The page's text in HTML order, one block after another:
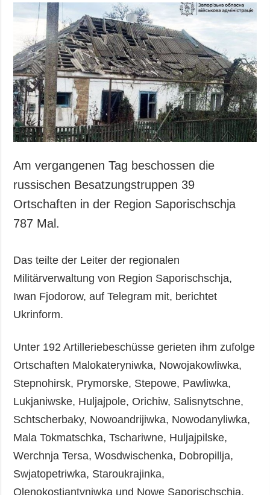
Am vergangenen Tag beschossen die
russischen Besatzungstruppen 39
Ortschaften in der Region Saporischschja
787 Mal.
Das teilte der Leiter der regionalen
Militärverwaltung von Region Saporischschja,
Iwan Fjodorow, auf Telegram mit, berichtet
Ukrinform.
Unter 192 Artilleriebeschüsse gerieten ihm zufolge
Ortschaften Malokateryniwka, Nowojakowliwka,
Stepnohirsk, Prymorske, Stepowe, Pawliwka,
Lukjaniwske, Huljajpole, Orichiw, Salisnytschne,
Schtscherbaky, Nowoandrijiwka, Nowodanyliwka,
Mala Tokmatschka, Tschariwne, Huljajpilske,
Werchnja Tersa, Wosdwischenka, Dobropillja,
Swjatopetriwka, Staroukrajinka,
Olenokostjantyniwka und Nowe Saporischschja.